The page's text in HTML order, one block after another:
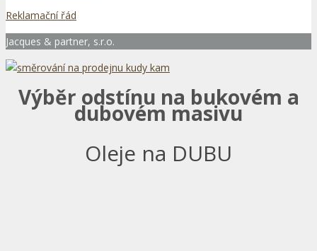
Reklamační řád
Jacques & partner, s.r.o.
Výběr odstínu na bukovém a
dubovém masivu
Oleje na DUBU